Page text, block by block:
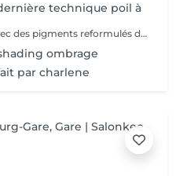
technique poil à
Nos microblading sont fait avec des pigments reformulés depuis la loi du 4 janvier 2022 faites nous confiance nous travaillons avec les meilleures marques sur le marché ne vous inquiétez pas pour la couleur et technique on regardera ensemble sur place :) l'épilation au fil est incluse
ombrage
par charlene